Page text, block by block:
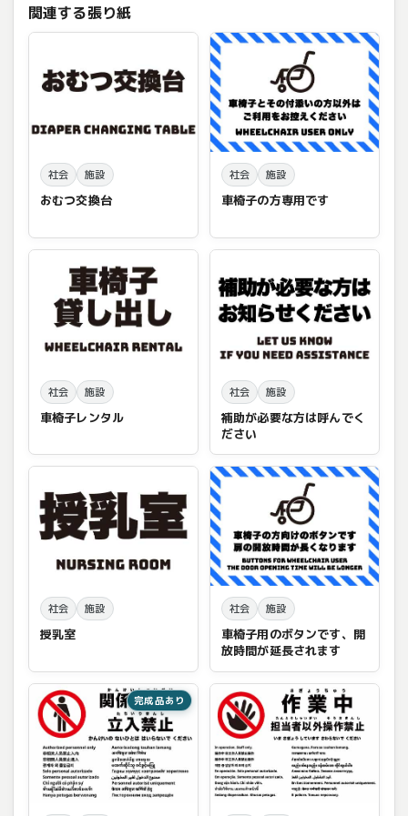
関連する張り紙
社会 施設
おむつ交換台
社会 施設
車椅子の方専用です
社会 施設
車椅子レンタル
社会 施設
補助が必要な方は呼んでく
ださい
社会 施設
授乳室
社会 施設
車椅子用のボタンです、開
放時間が延長されます
完成品あり